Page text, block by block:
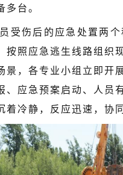
多台。
受伤后的应急处置两
按照应急逃生线路组织
景，各专业小组立即开
、应急预案启动、人员
冷静，反应迅速，协